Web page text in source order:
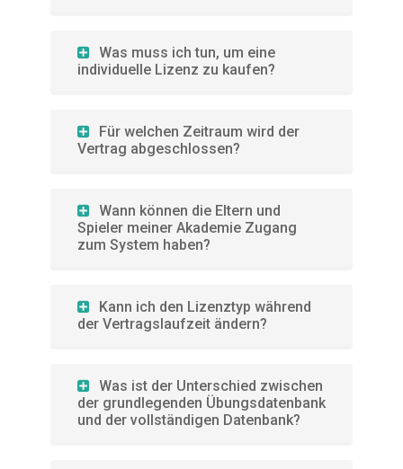
Was muss ich tun, um eine
individuelle Lizenz zu kaufen?
Für welchen Zeitraum wird der
Vertrag abgeschlossen?
Wann können die Eltern und
Spieler meiner Akademie Zugang
zum System haben?
Kann ich den Lizenztyp während
der Vertragslaufzeit ändern?
Was ist der Unterschied zwischen
der grundlegenden Übungsdatenbank
und der vollständigen Datenbank?